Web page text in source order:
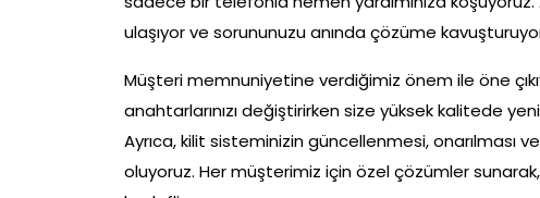
ulaşıyor ve sorununuzu anında çözüme
Müşteri memnuniyetine verdiğimiz önem ile öne
anahtarlarınızı değiştirirken size yüksek kalitede
Ayrıca, kilit sisteminizin güncellenmesi, onarılması
oluyoruz. Her müşterimiz için özel çözümler